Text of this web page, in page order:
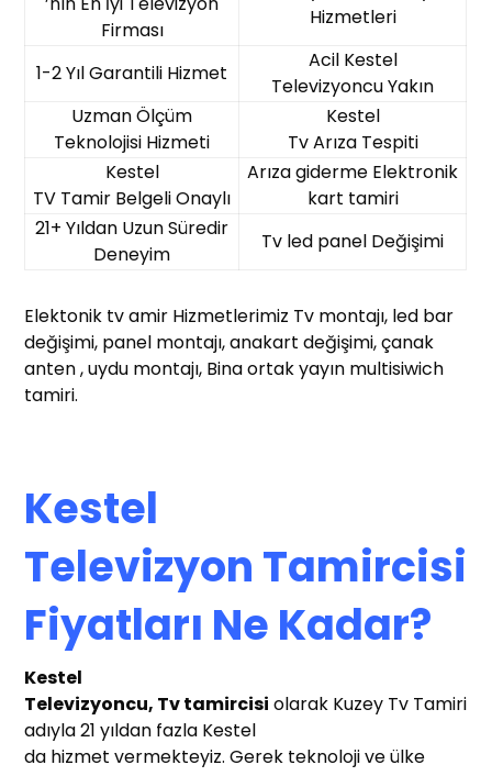
Firması
Hizmetleri
1-2 Yıl Garantili Hizmet
Acil Kestel
Televizyoncu Yakın
Uzman Ölçüm
Teknolojisi Hizmeti
Kestel
Tv Arıza Tespiti
Kestel
TV Tamir Belgeli Onaylı
Arıza giderme Elektronik
kart tamiri
21+ Yıldan Uzun Süredir
Deneyim
Tv led panel Değişimi
Elektonik tv amir Hizmetlerimiz Tv montajı, led bar
değişimi, panel montajı, anakart değişimi, çanak
anten , uydu montajı, Bina ortak yayın multisiwich
tamiri.
Kestel
Televizyon Tamircisi
Fiyatları Ne Kadar?
Kestel
Televizyoncu, Tv tamircisi olarak Kuzey Tv Tamiri
adıyla 21 yıldan fazla Kestel
da hizmet vermekteyiz. Gerek teknoloji ve ülke